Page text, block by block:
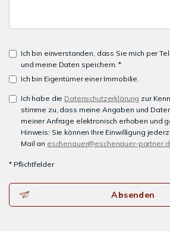
Ich bin einverstanden, dass Sie mich per
und meine Daten speichern. *
Ich bin Eigentümer einer Immobilie.
Ich habe die Datenschutzerklärung zur
stimme zu, dass meine Angaben und
meiner Anfrage elektronisch erhoben und
Hinweis: Sie können Ihre Einwilligung
Mail an eschenauer@eschenauer-
* Pflichtfelder
Absenden